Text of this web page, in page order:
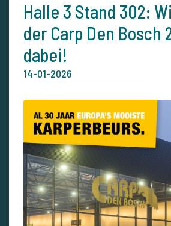
Halle 3 Stand 302:
der Carp Den Bosch
dabei!
14-01-2026